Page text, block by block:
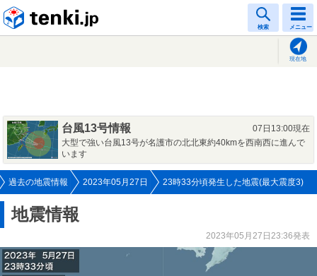
検索 メニュー
現在地
台風13号情報
07日13:00現在
大型で強い台風13号が名護市の北北東約40kmを西南西に進んで
います
過去の地震情報 2023年05月27日 23時33分頃発生した地震(最大震度3)
地震情報
2023年05月27日23:36発表